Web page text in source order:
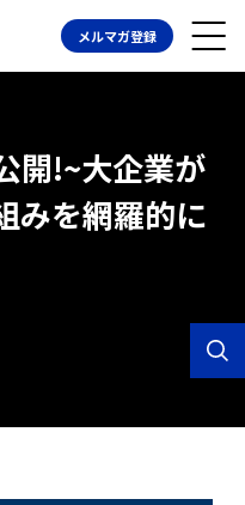
メルマガ登録
開!~大企業が
みを網羅的に